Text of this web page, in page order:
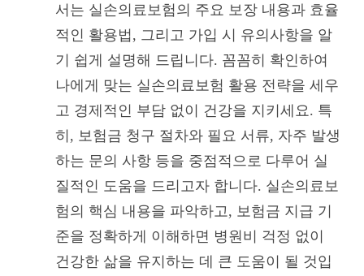
서는 실손의료보험의 주요 보장 내용과 효율
적인 활용법, 그리고 가입 시 유의사항을 알
기 쉽게 설명해 드립니다. 꼼꼼히 확인하여
나에게 맞는 실손의료보험 활용 전략을 세우
고 경제적인 부담 없이 건강을 지키세요. 특
히, 보험금 청구 절차와 필요 서류, 자주 발생
하는 문의 사항 등을 중점적으로 다루어 실
질적인 도움을 드리고자 합니다. 실손의료보
험의 핵심 내용을 파악하고, 보험금 지급 기
준을 정확하게 이해하면 병원비 걱정 없이
건강한 삶을 유지하는 데 큰 도움이 될 것입